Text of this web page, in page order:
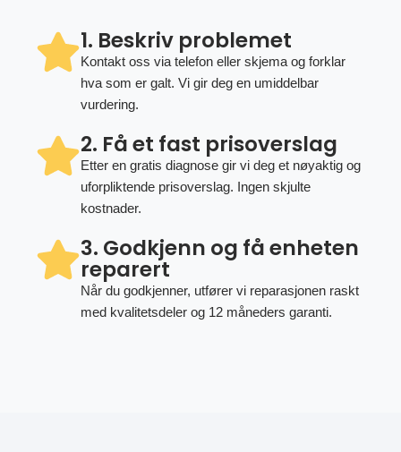
1. Beskriv problemet
Kontakt oss via telefon eller skjema og forklar
hva som er galt. Vi gir deg en umiddelbar
vurdering.
2. Få et fast prisoverslag
Etter en gratis diagnose gir vi deg et nøyaktig og
uforpliktende prisoverslag. Ingen skjulte
kostnader.
3. Godkjenn og få enheten
reparert
Når du godkjenner, utfører vi reparasjonen raskt
med kvalitetsdeler og 12 måneders garanti.